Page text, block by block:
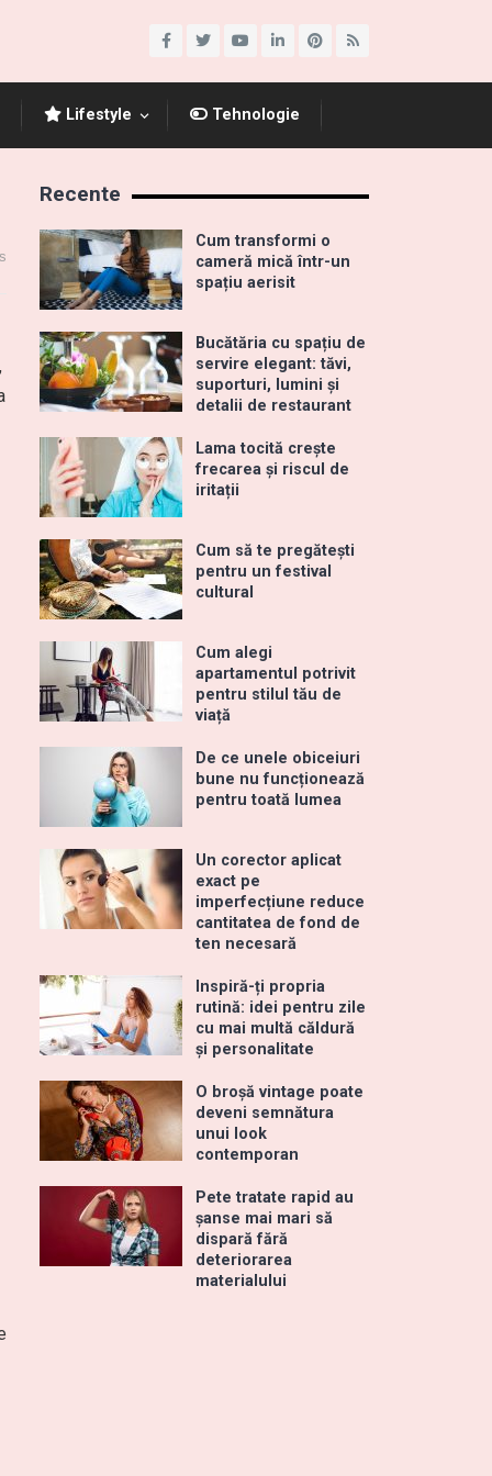
Lifestyle Tehnologie
Recente
Cum transformi o
cameră mică într-un
spațiu aerisit
Bucătăria cu spațiu de
servire elegant: tăvi,
suporturi, lumini și
detalii de restaurant
Lama tocită crește
frecarea și riscul de
iritații
Cum să te pregătești
pentru un festival
cultural
Cum alegi
apartamentul potrivit
pentru stilul tău de
viață
De ce unele obiceiuri
bune nu funcționează
pentru toată lumea
Un corector aplicat
exact pe
imperfecțiune reduce
cantitatea de fond de
ten necesară
Inspiră-ți propria
rutină: idei pentru zile
cu mai multă căldură
și personalitate
O broșă vintage poate
deveni semnătura
unui look
contemporan
Pete tratate rapid au
șanse mai mari să
dispară fără
deteriorarea
materialului